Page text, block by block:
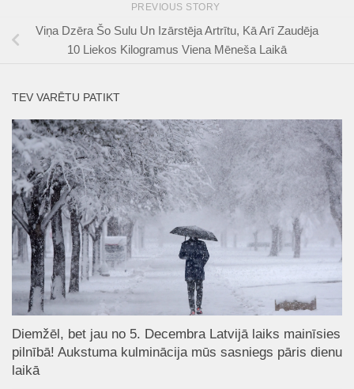
PREVIOUS STORY
Viņa Dzēra Šo Sulu Un Izārstēja Artrītu, Kā Arī Zaudēja
10 Liekos Kilogramus Viena Mēneša Laikā
TEV VARĒTU PATIKT
Diemžēl, bet jau no 5. Decembra Latvijā laiks mainīsies
pilnībā! Aukstuma kulminācija mūs sasniegs pāris dienu
laikā